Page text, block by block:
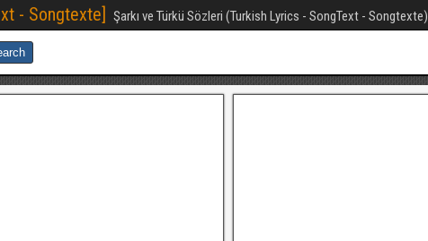
- Songtexte] Şarkı ve Türkü Sözleri (Turkish Lyrics - SongText - Songtexte)